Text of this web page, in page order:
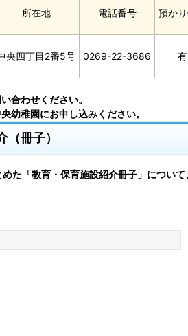
所在地 電話番号 預か
央四丁目2番5号 0269-22-3686 有
合わせください。
幼稚園にお申し込みください。
冊子）
た「教育・保育施設紹介冊子」につい